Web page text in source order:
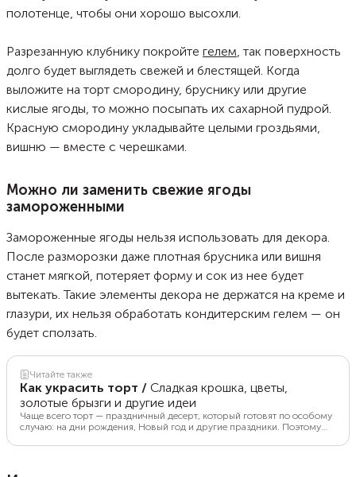
полотенце, чтобы они хорошо высохли.
Разрезанную клубнику покройте гелем, так поверхность
долго будет выглядеть свежей и блестящей. Когда
выложите на торт смородину, бруснику или другие
кислые ягоды, то можно посыпать их сахарной пудрой.
Красную смородину укладывайте целыми гроздьями,
вишню — вместе с черешками.
Можно ли заменить свежие ягоды
замороженными
Замороженные ягоды нельзя использовать для декора.
После разморозки даже плотная брусника или вишня
станет мягкой, потеряет форму и сок из нее будет
вытекать. Такие элементы декора не держатся на креме и
глазури, их нельзя обработать кондитерским гелем — он
будет сползать.
Читайте также
Как украсить торт / Сладкая крошка, цветы,
золотые брызги и другие идеи
Чаще всего торт — праздничный десерт, который готовят по особому
случаю: на дни рождения, Новый год и другие праздники. Поэтому
как и чем украсить торт в домашних условиях.